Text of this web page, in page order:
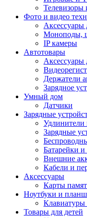
Телевизоры
Фото и видео
Аксессуары
Моноподы,
IP камеры
Автотовары
Аксессуары
Держатели
Зарядное
Умный дом
Датчики
Зарядные
Удлинители
Зарядные
Батарейки и
Внешние
Кабели и
Аксессуары
Карты
Ноутбуки и
Товары для детей